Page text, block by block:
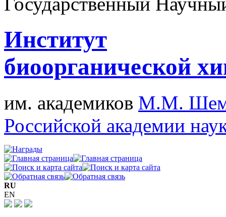
Институт
биоорганической
им. академиков М.М.
Российской академии
RU
EN